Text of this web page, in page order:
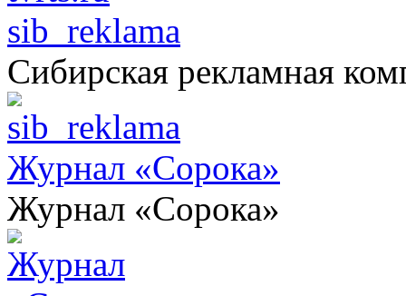
sib_reklama
Сибирская рекламная
Журнал «Сорока»
Журнал «Сорока»